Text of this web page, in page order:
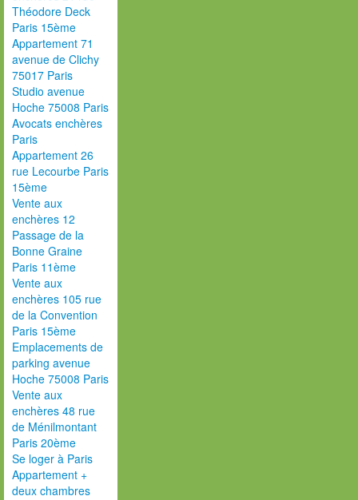
Théodore Deck
Paris 15ème
Appartement 71
avenue de Clichy
75017 Paris
Studio avenue
Hoche 75008 Paris
Avocats enchères
Paris
Appartement 26
rue Lecourbe Paris
15ème
Vente aux
enchères 12
Passage de la
Bonne Graine
Paris 11ème
Vente aux
enchères 105 rue
de la Convention
Paris 15ème
Emplacements de
parking avenue
Hoche 75008 Paris
Vente aux
enchères 48 rue
de Ménilmontant
Paris 20ème
Se loger à Paris
Appartement +
deux chambres